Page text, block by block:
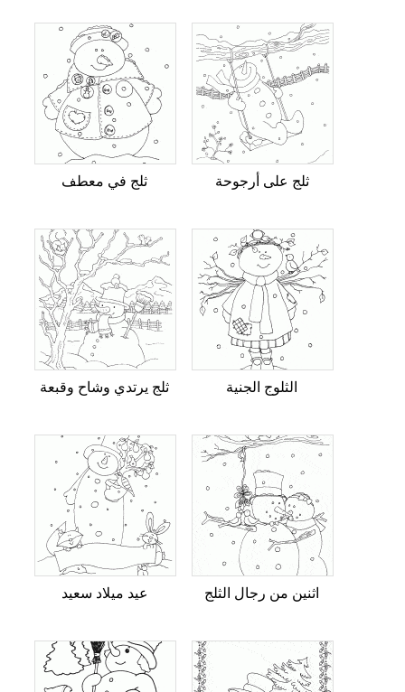
ثلج في معطف ثلج على أرجوحة
ثلج يرتدي وشاح وقبعة الثلوج الجنية
عيد ميلاد سعيد اثنين من رجال الثلج